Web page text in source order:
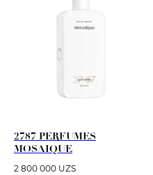
2787 PERFUMES
MOSAIQUE
2 800 000 UZS